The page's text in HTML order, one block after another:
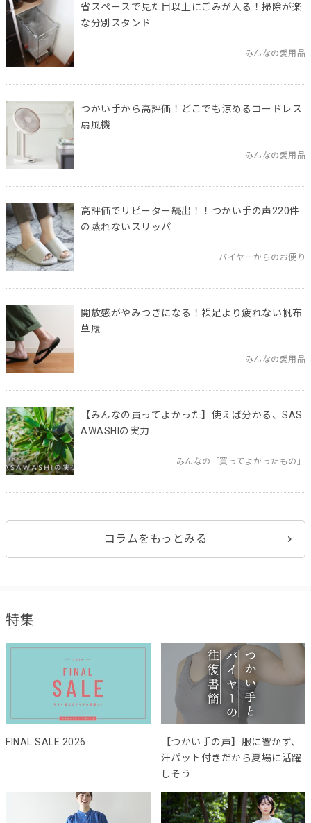
省スペースで見た目以上にごみが入る！掃除が楽
な分別スタンド
みんなの愛用品
つかい手から高評価！どこでも涼めるコードレス
扇風機
みんなの愛用品
高評価でリピーター続出！！つかい手の声220件
の蒸れないスリッパ
バイヤーからのお便り
開放感がやみつきになる！裸足より疲れない帆布
草履
みんなの愛用品
【みんなの買ってよかった】使えば分かる、SAS
AWASHIの実力
みんなの「買ってよかったもの」
コラムをもっとみる
特集
FINAL SALE 2026
【つかい手の声】服に響かず、
汗パット付きだから夏場に活躍
しそう